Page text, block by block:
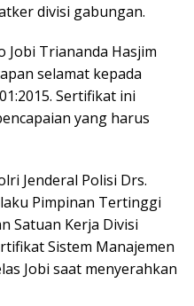
divisi gabungan.
Jobi Triananda Hasjim
selamat kepada
Sertifikat ini
yang harus
Jenderal Polisi Drs.
Pimpinan Tertinggi
Satuan Kerja Divisi
Sistem Manajemen
Jobi saat menyerahkan